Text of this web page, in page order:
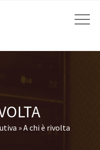
»A chi è rivolta